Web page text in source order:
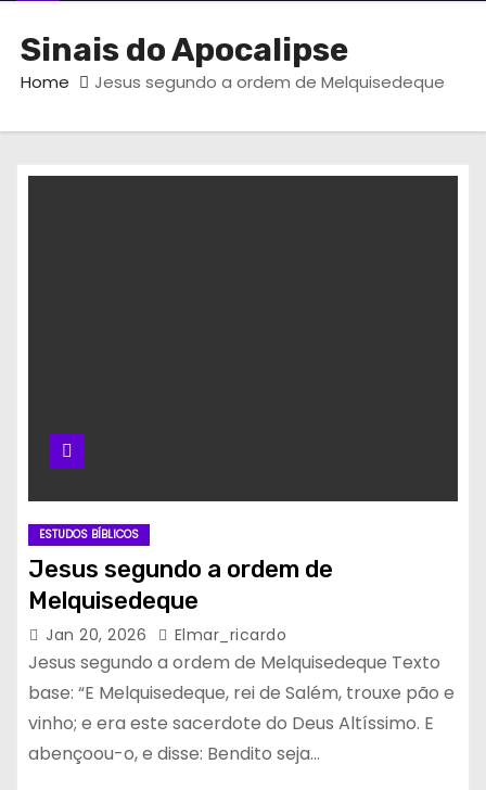
Sinais do Apocalipse
Home Jesus segundo a ordem de Melquisedeque
ESTUDOS BÍBLICOS
Jesus segundo a ordem de
Melquisedeque
Jan 20, 2026 Elmar_ricardo
Jesus segundo a ordem de Melquisedeque Texto
base: “E Melquisedeque, rei de Salém, trouxe pão e
vinho; e era este sacerdote do Deus Altíssimo. E
abençoou-o, e disse: Bendito seja…